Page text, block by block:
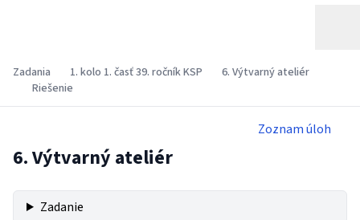
Zadania 1. kolo 1. časť 39. ročník KSP
6. Výtvarný ateliér
Riešenie
Zoznam úloh
6. Výtvarný ateliér
Zadanie